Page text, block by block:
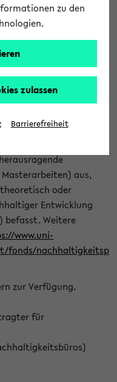
Bielefeld
Sie
Abschlussarbeit beim
nutzen Sie für Ihre
formulare.uni-
913/>. Die
aus,
oder
Entwicklung
befasst. Weitere
www.uni-
fonds/nachhaltigkeitsp
zur Verfügung.
für
zu den
zulassen
Barrierefreiheit